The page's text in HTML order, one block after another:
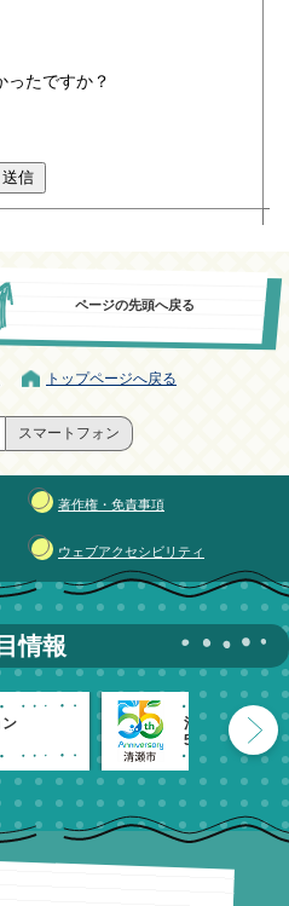
ったですか？
送信
ページの先頭へ戻る
トップページへ戻る
スマートフォン
著作権・免責事項
ウェブアクセシビリティ
情報
ン
清瀬市
55周年記念